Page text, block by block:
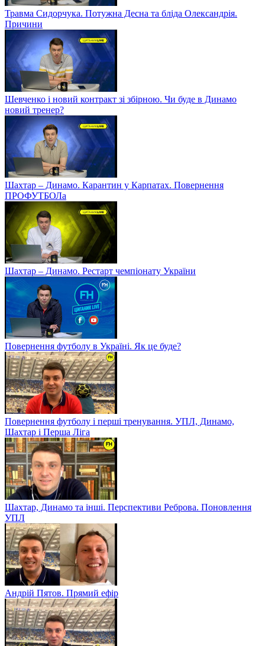
Травма Сидорчука. Потужна Десна та бліда Олександрія.
Причини
Шевченко і новий контракт зі збірною. Чи буде в Динамо
новий тренер?
Шахтар – Динамо. Карантин у Карпатах. Повернення
ПРОФУТБОЛа
Шахтар – Динамо. Рестарт чемпіонату України
Повернення футболу в Україні. Як це буде?
Повернення футболу і перші тренування. УПЛ, Динамо,
Шахтар і Перша Ліга
Шахтар, Динамо та інші. Перспективи Реброва. Поновлення
УПЛ
Андрій Пятов. Прямий ефір